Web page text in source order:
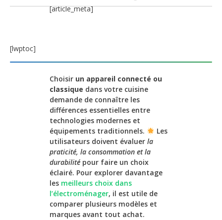
[article_meta]
[lwptoc]
Choisir un appareil connecté ou
classique dans votre cuisine
demande de connaître les
différences essentielles entre
technologies modernes et
équipements traditionnels.
Les
utilisateurs doivent évaluer la
praticité, la consommation et la
durabilité pour faire un choix
éclairé. Pour explorer davantage
les meilleurs choix dans
l’électroménager, il est utile de
comparer plusieurs modèles et
marques avant tout achat.